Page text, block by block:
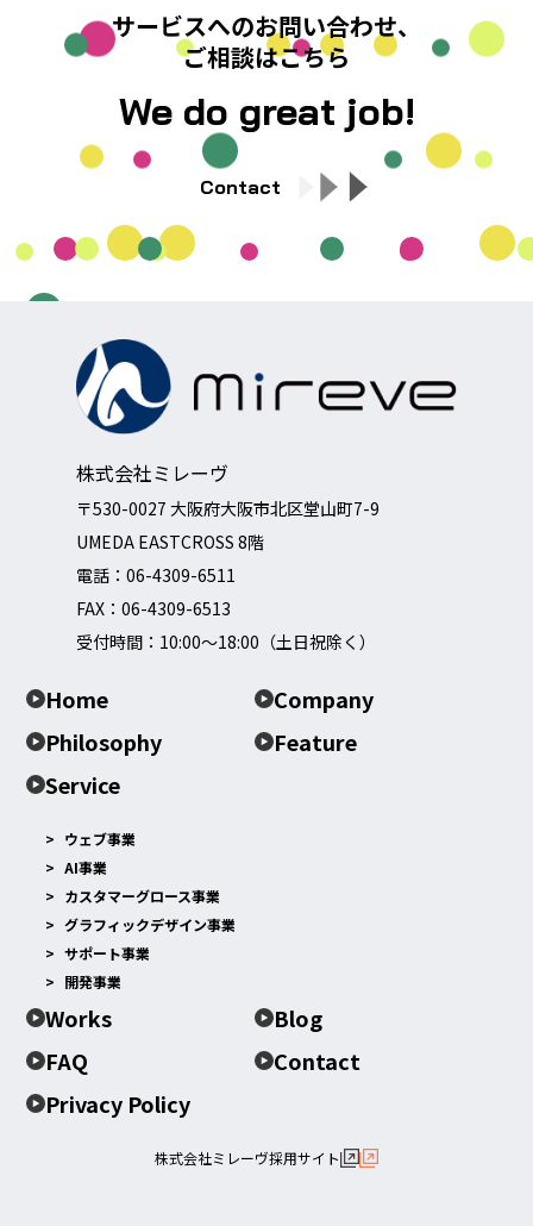
サービスへのお問い合わせ、
ご相談はこちら
We do great job!
Contact
株式会社ミレーヴ
〒530-0027 大阪府大阪市北区堂山町7-9
UMEDA EASTCROSS 8階
電話： 06-4309-6511
FAX：06-4309-6513
受付時間：10:00～18:00（土日祝除く）
Home
Company
Philosophy
Feature
Service
ウェブ事業
AI事業
カスタマーグロース事業
グラフィックデザイン事業
サポート事業
開発事業
Works
Blog
FAQ
Contact
Privacy Policy
株式会社ミレーヴ採用サイト